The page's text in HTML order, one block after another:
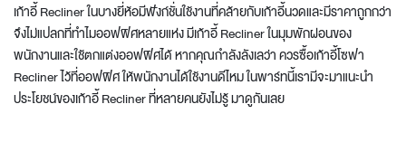
เก้าอี้ Recliner ในบางยี่ห้อมีฟังก์ชั่นใช้งานที่คล้ายกับเก้าอี้นวดและมีราคาถูกกว่า
จึงไม่แปลกที่ทำไมออฟฟิศหลายแห่ง มีเก้าอี้ Recliner ในมุมพักผ่อนของ
พนักงานและใช้ตกแต่งออฟฟิศได้ หากคุณกำลังลังเลว่า ควรซื้อเก้าอี้โซฟา
Recliner ไว้ที่ออฟฟิศ ให้พนักงานได้ใช้งานดีไหม ในพาร์ทนี้เรามีจะมาแนะนำ
ประโยชน์ของเก้าอี้ Recliner ที่หลายคนยังไม่รู้ มาดูกันเลย